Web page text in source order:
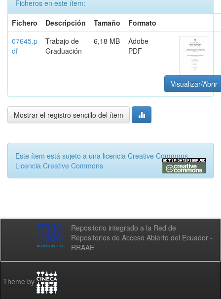
Ficheros en este ítem:
Fichero
Descripción Tamaño
Formato
07645.p
df
Trabajo de
Graduación
6,18 MB
Adobe
PDF
Visualizar/Abrir
Mostrar el registro sencillo del ítem
Este ítem está sujeto a una licencia Creative Commons
Licencia Creative Commons
Repositorio integrado a la Red de
Repositorios de Acceso Abierto del Ecuador -
RRAAE
Theme by